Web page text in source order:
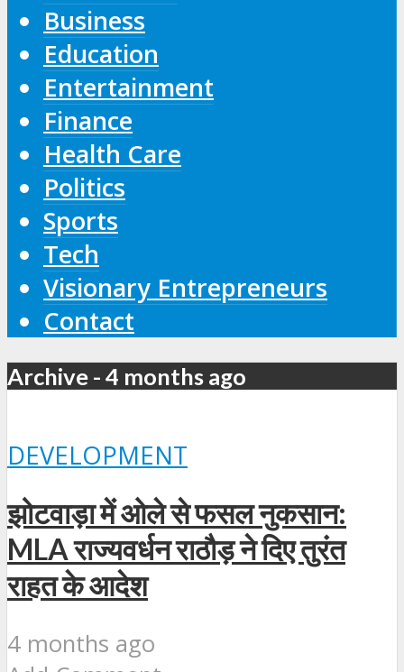
Business
Education
Entertainment
Finance
Health Care
Politics
Sports
Tech
Visionary Entrepreneurs
Contact
Archive - 4 months ago
DEVELOPMENT
झोटवाड़ा में ओले से फसल नुकसान:
MLA राज्यवर्धन राठौड़ ने दिए तुरंत
राहत के आदेश
4 months ago